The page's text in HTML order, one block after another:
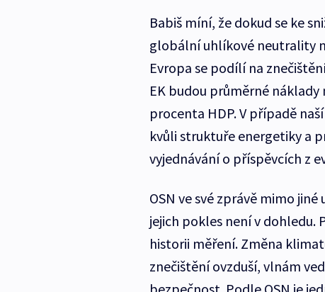
Babiš míní, že dokud se ke
globální uhlíkové neutrality
Evropa se podílí na
EK budou průměrné
procenta HDP. V případě
kvůli struktuře energetiky a
vyjednávání o příspěvcích z
OSN ve své zprávě mimo
jejich pokles není v
historii měření. Změna
znečištění ovzduší, vlnám